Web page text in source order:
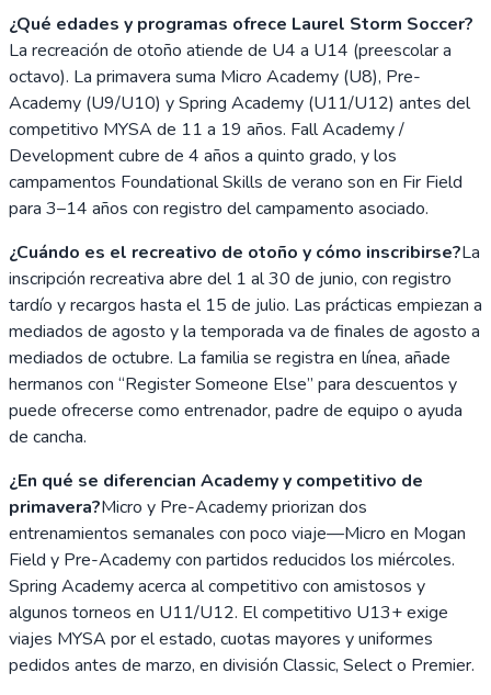
¿Qué edades y programas ofrece Laurel Storm Soccer?
La recreación de otoño atiende de U4 a U14 (preescolar a
octavo). La primavera suma Micro Academy (U8), Pre-
Academy (U9/U10) y Spring Academy (U11/U12) antes del
competitivo MYSA de 11 a 19 años. Fall Academy /
Development cubre de 4 años a quinto grado, y los
campamentos Foundational Skills de verano son en Fir Field
para 3–14 años con registro del campamento asociado.
¿Cuándo es el recreativo de otoño y cómo inscribirse?La
inscripción recreativa abre del 1 al 30 de junio, con registro
tardío y recargos hasta el 15 de julio. Las prácticas empiezan a
mediados de agosto y la temporada va de finales de agosto a
mediados de octubre. La familia se registra en línea, añade
hermanos con “Register Someone Else” para descuentos y
puede ofrecerse como entrenador, padre de equipo o ayuda
de cancha.
¿En qué se diferencian Academy y competitivo de
primavera?Micro y Pre-Academy priorizan dos
entrenamientos semanales con poco viaje—Micro en Mogan
Field y Pre-Academy con partidos reducidos los miércoles.
Spring Academy acerca al competitivo con amistosos y
algunos torneos en U11/U12. El competitivo U13+ exige
viajes MYSA por el estado, cuotas mayores y uniformes
pedidos antes de marzo, en división Classic, Select o Premier.